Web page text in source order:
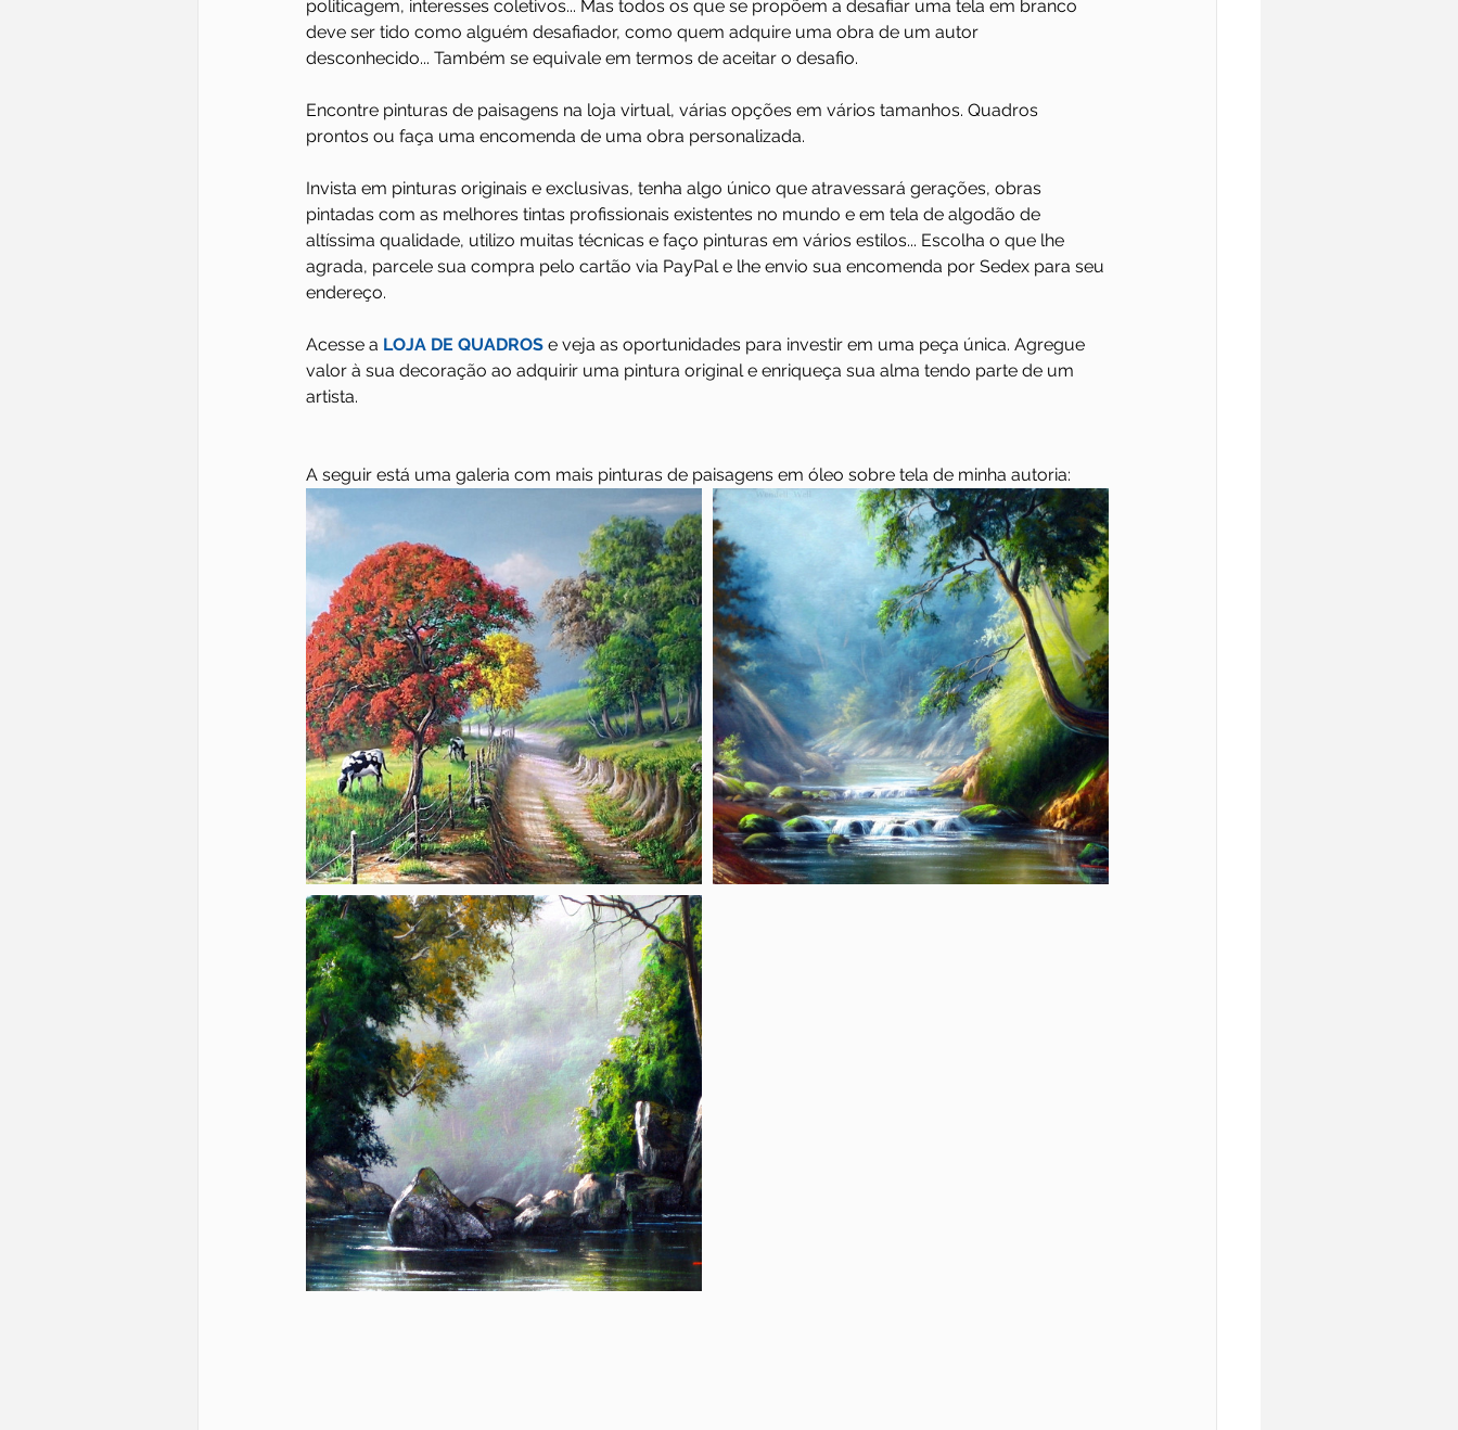
politicagem, interesses coletivos... Mas todos os que se propõem a desafiar uma tela em branco
deve ser tido como alguém desafiador, como quem adquire uma obra de um autor
desconhecido... Também se equivale em termos de aceitar o desafio.
Encontre pinturas de paisagens na loja virtual, várias opções em vários tamanhos. Quadros
prontos ou faça uma encomenda de uma obra personalizada.
Invista em pinturas originais e exclusivas, tenha algo único que atravessará gerações, obras
pintadas com as melhores tintas profissionais existentes no mundo e em tela de algodão de
altíssima qualidade, utilizo muitas técnicas e faço pinturas em vários estilos... Escolha o que lhe
agrada, parcele sua compra pelo cartão via PayPal e lhe envio sua encomenda por Sedex para seu
endereço.
Acesse a LOJA DE QUADROS e veja as oportunidades para investir em uma peça única. Agregue
valor à sua decoração ao adquirir uma pintura original e enriqueça sua alma tendo parte de um
artista.
A seguir está uma galeria com mais pinturas de paisagens em óleo sobre tela de minha autoria: